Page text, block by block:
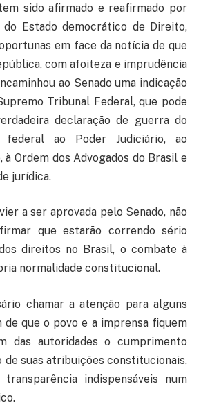
sido afirmado e reafirmado por
Estado democrático de Direito,
em face da notícia de que
com afoiteza e imprudência
ao Senado uma indicação
Tribunal Federal, que pode
declaração de guerra do
federal ao Poder Judiciário, ao
Ordem dos Advogados do Brasil e
jurídica.
a ser aprovada pelo Senado, não
que estarão correndo sério
direitos no Brasil, o combate à
normalidade constitucional.
chamar a atenção para alguns
de que o povo e a imprensa fiquem
das autoridades o cumprimento
de suas atribuições constitucionais,
indispensáveis num